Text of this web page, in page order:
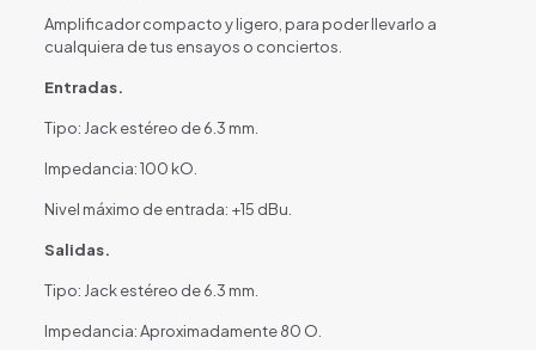
Amplificador compacto y ligero, para poder llevarlo a
cualquiera de tus ensayos o conciertos.
Entradas.
Tipo: Jack estéreo de 6.3 mm.
Impedancia: 100 kO.
Nivel máximo de entrada: +15 dBu.
Salidas.
Tipo: Jack estéreo de 6.3 mm.
Impedancia: Aproximadamente 80 O.